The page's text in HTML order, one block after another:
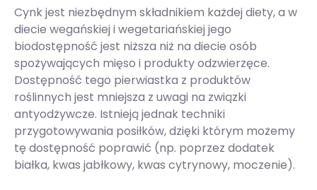
Cynk jest niezbędnym składnikiem każdej diety, a w
diecie wegańskiej i wegetariańskiej jego
biodostępność jest niższa niż na diecie osób
spożywających mięso i produkty odzwierzęce.
Dostępność tego pierwiastka z produktów
roślinnych jest mniejsza z uwagi na związki
antyodżywcze. Istnieją jednak techniki
przygotowywania posiłków, dzięki którym możemy
tę dostępność poprawić (np. poprzez dodatek
białka, kwas jabłkowy, kwas cytrynowy, moczenie).